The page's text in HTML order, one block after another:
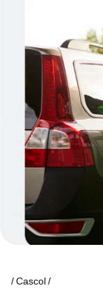
Cascol